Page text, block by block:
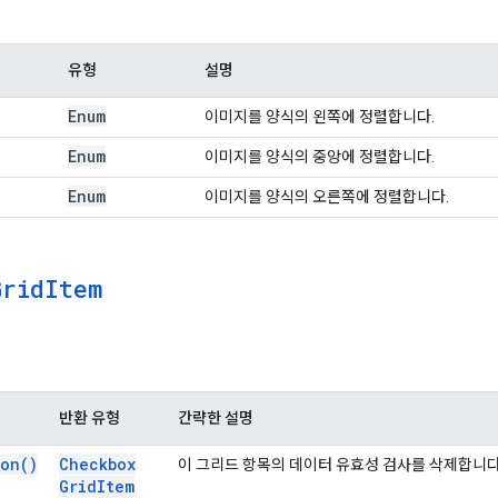
유형 설명
Enum 이미지를 양식의 왼쪽에 정렬합니다.
Enum 이미지를 양식의 중앙에 정렬합니다.
Enum 이미지를 양식의 오른쪽에 정렬합니다.
Item
반환 유형 간략한 설명
)
Checkbox
GridItem
이 그리드 항목의 데이터 유효성 검사를 삭제합니